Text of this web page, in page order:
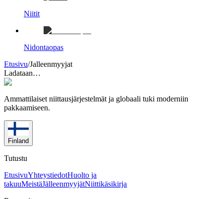
Niitit
Nidontaopas
Etusivu/Jalleenmyyjat
Ladataan…
Ammattilaiset niittausjärjestelmät ja globaali tuki moderniin
pakkaamiseen.
Finland
Tutustu
EtusivuYhteystiedotHuolto ja
takuuMeistäJälleenmyyjätNiittikäsikirja